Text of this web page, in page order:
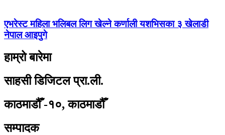
एभरेस्ट महिला भलिबल लिग खेल्ने कर्णाली यशभिसका ३ खेलाडी
नेपाल आइपुगे
हाम्रो बारेमा
साहसी डिजिटल प्रा.ली.
काठमाडौँ -१०, काठमाडौँ
सम्पादक